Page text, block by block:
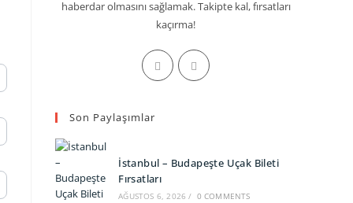
haberdar olmasını sağlamak. Takipte kal, fırsatları
kaçırma!
Opens
in
Opens
Son Paylaşımlar
İstanbul – Budapeşte Uçak Bileti
Fırsatları
AĞUSTOS 6, 2026 / 0 COMMENTS